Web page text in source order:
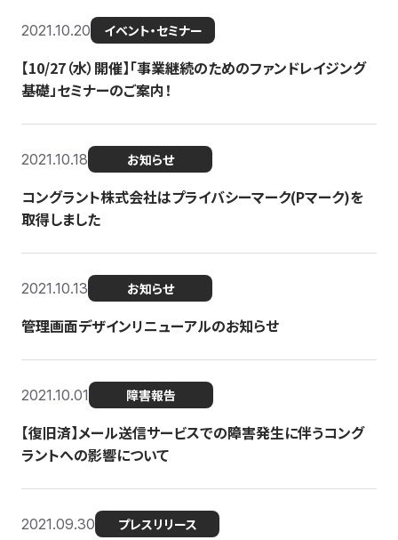
2021.10.20 イベント・セミナー
【10/27（水）開催】「事業継続のためのファンドレイジング
基礎」セミナーのご案内！
2021.10.18 お知らせ
コングラント株式会社はプライバシーマーク(Pマーク)を
取得しました
2021.10.13 お知らせ
管理画面デザインリニューアルのお知らせ
2021.10.01 障害報告
【復旧済】メール送信サービスでの障害発生に伴うコング
ラントへの影響について
2021.09.30 プレスリリース